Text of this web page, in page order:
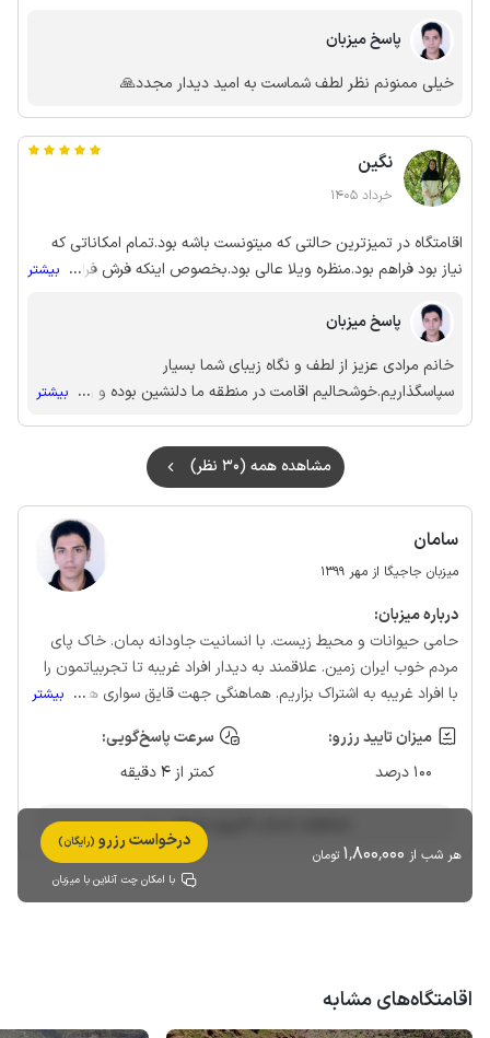
پاسخ میزبان
خیلی ممنونم نظر لطف شماست به امید دیدار مجدد🙏
نگین
خرداد 1405
اقامتگاه در تمیزترین حالتی که میتونست باشه بود.تمام امکاناتی که
نیاز بود فراهم بود.منظره ویلا عالی بود.بخصوص اینکه فرش فراهم کرده
باملاحظه و مهمان نواز بودن.حتما به دوستان این ویلا رو پیشنهاد
میدم.همینطور در سفرهای بعدی مزاحمشون میشم
... بیشتر
پاسخ میزبان
خانم مرادی عزیز از لطف و نگاه زیبای شما بسیار
سپاسگذاریم.خوشحالیم اقامت در منطقه ما دلنشین بوده و رضایت
... بیشتر
مشاهده همه (30 نظر)
سامان
میزبان جاجیگا از مهر 1399
درباره‌ میزبان:
حامی حیوانات و محیط زیست. با انسانیت جاودانه بمان‌. خاک پای
مردم خوب ایران زمین. علاقمند به دیدار افراد غریبه تا تجربیاتمون را
با افراد غریبه به اشتراک بزاریم. هماهنگی جهت قایق سواری هر سه
... بیشتر
میزان تایید رزرو:
100 درصد
سرعت پاسخ‌گویی:
کمتر از 4 دقیقه
مشاهده حساب کاربری میزبان
هر شب از 1٬800٬000 تومان
درخواست رزرو (رایگان)
با امکان چت آنلاین با میزبان
اقامتگاه‌های مشابه